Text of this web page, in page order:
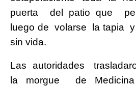
puerta del patio que
luego de volarse la tapia
sin vida.
Las autoridades
la morgue de